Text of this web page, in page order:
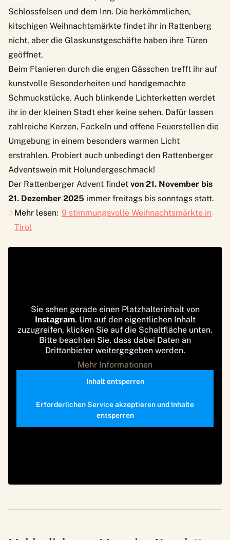
Schlossfelsen und dem Inn. Die herkömmlichen,
kitschigen Weihnachtsmärkte findet ihr in Rattenberg
nicht, aber die Glaskunstgeschäfte haben ihre Türen
geöffnet.
Beim Flanieren durch die engen Gässchen trefft ihr auf
kunstvolle Besonderheiten und handgemachte
Schmuckstücke. Auch blinkende Lichterketten werdet
ihr in der kleinen Stadt eher keine sehen. Dafür lassen
zahlreiche Kerzen, Fackeln und offene Feuerstellen die
Umgebung in einem besonders warmen Licht
erstrahlen. Probiert auch unbedingt den Rattenberger
Adventswein mit Holundergeschmack!
Der Rattenberger Advent findet von 21. November bis
21. Dezember 2025 immer freitags bis sonntags statt.
Mehr lesen: 9 stimmungsvolle Weihnachtsmärkte in
Tirol
Sie sehen gerade einen Platzhalterinhalt von
Instagram. Um auf den eigentlichen Inhalt
zuzugreifen, klicken Sie auf die Schaltfläche unten.
Bitte beachten Sie, dass dabei Daten an
Drittanbieter weitergegeben werden.
Mehr Informationen
Inhalt entsperren
Erforderlichen Service akzeptieren und Inhalte
entsperren